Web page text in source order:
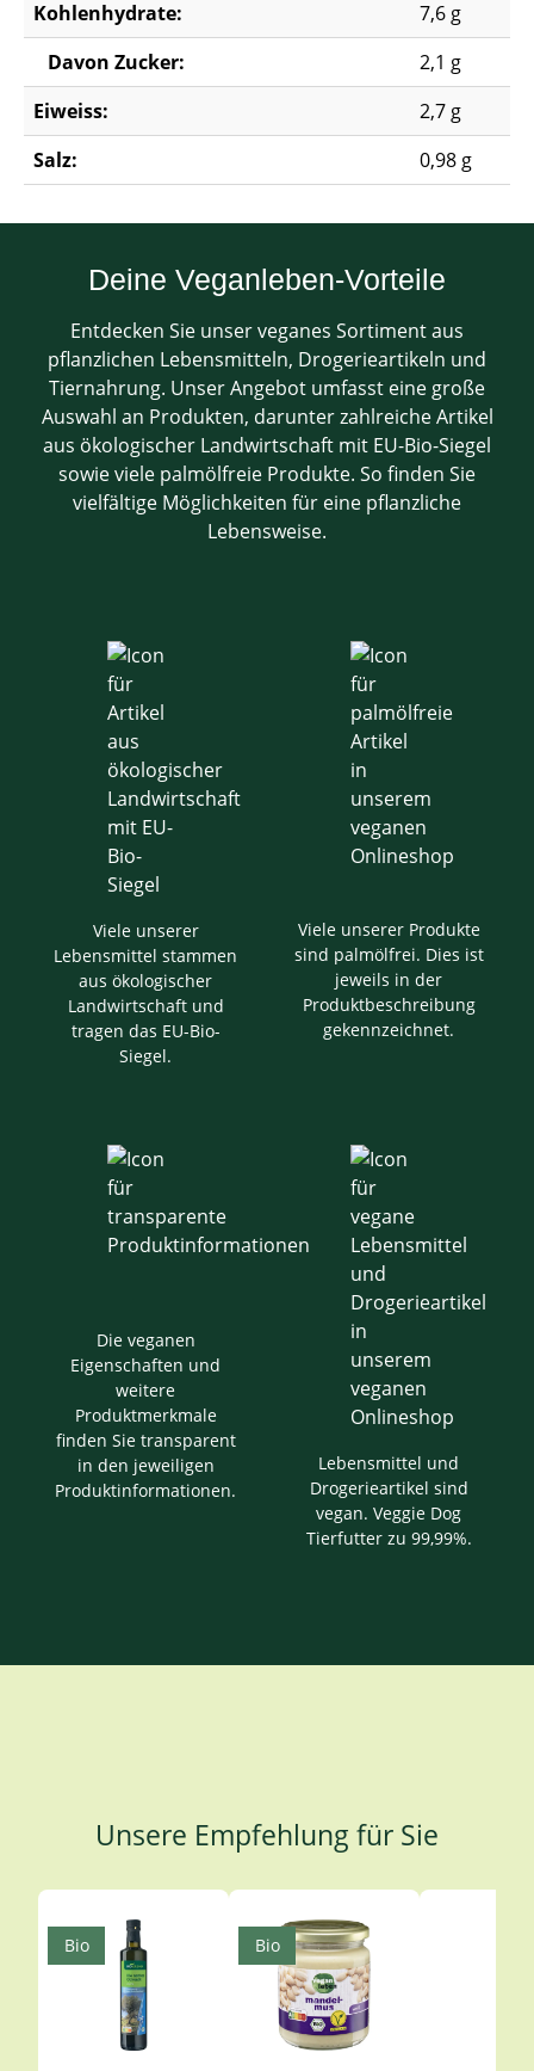
Kohlenhydrate:
7,6 g
Davon Zucker:
2,1 g
Eiweiss:
2,7 g
Salz:
0,98 g
Deine Veganleben-Vorteile
Entdecken Sie unser veganes Sortiment aus
pflanzlichen Lebensmitteln, Drogerieartikeln und
Tiernahrung. Unser Angebot umfasst eine große
Auswahl an Produkten, darunter zahlreiche Artikel
aus ökologischer Landwirtschaft mit EU-Bio-Siegel
sowie viele palmölfreie Produkte. So finden Sie
vielfältige Möglichkeiten für eine pflanzliche
Lebensweise.
Viele unserer
Lebensmittel stammen
aus ökologischer
Landwirtschaft und
tragen das EU-Bio-
Siegel.
Viele unserer Produkte
sind palmölfrei. Dies ist
jeweils in der
Produktbeschreibung
gekennzeichnet.
Die veganen
Eigenschaften und
weitere
Produktmerkmale
finden Sie transparent
in den jeweiligen
Produktinformationen.
Lebensmittel und
Drogerieartikel sind
vegan. Veggie Dog
Tierfutter zu 99,99%.
Unsere Empfehlung für Sie
Produktgalerie überspringen
Bio Bio